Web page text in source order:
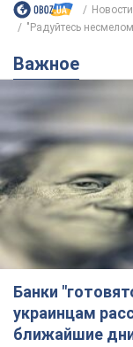
Банки
украинцам
ближайшие дни
Каким будет курс
6.08.2026 22:58
Украинцам
мобильных
этими
Как не попасть в